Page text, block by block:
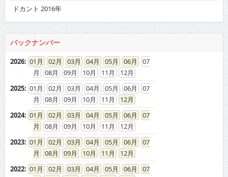
バックナンバー
2026:01 02 03 04 05 06
07
08
09 10 11
12
08
09 10 11
12
01 02 03 04 05 06
08
09 10 11
12
01 02 03 04 05 06
08
09 10 11
12
01 02 03 04 05 06
08
09 10 11
12
01 02 03 04 05 06
08
09 10 11
12